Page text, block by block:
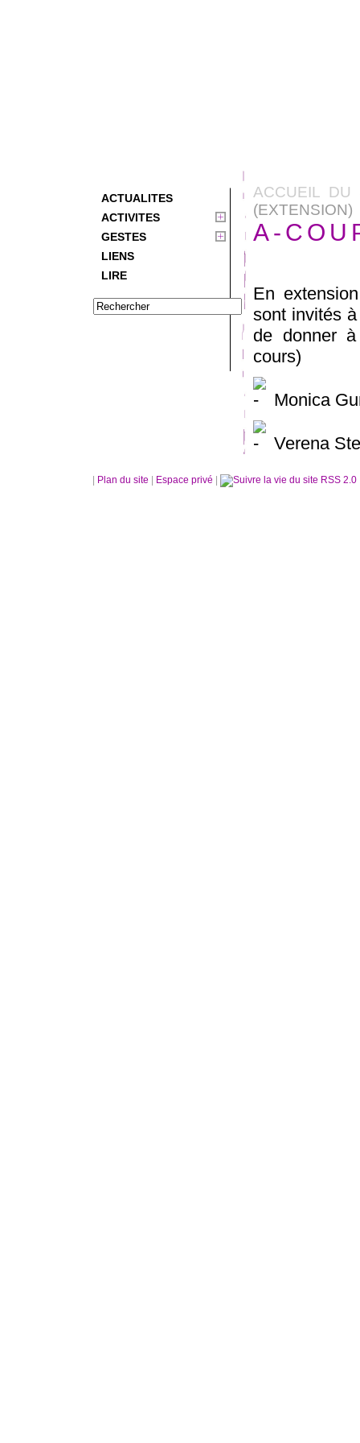
ACTUALITES
ACTIVITES
GESTES
LIENS
LIRE
ACCUEIL DU
(EXTENSION)
A-
En
sont invités
de donner
cours)
Monica
Verena
Plan du site Espace privé RSS 2.0